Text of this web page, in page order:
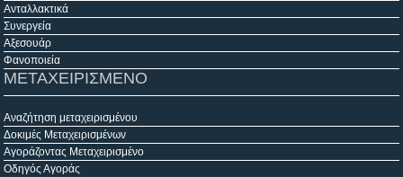
Ανταλλακτικά
Συνεργεία
Αξεσουάρ
Φανοποιεία
ΜΕΤΑΧΕΙΡΙΣΜΕΝΟ
Αναζήτηση μεταχειρισμένου
Δοκιμές Μεταχειρισμένων
Αγοράζοντας Μεταχειρισμένο
Οδηγός Αγοράς